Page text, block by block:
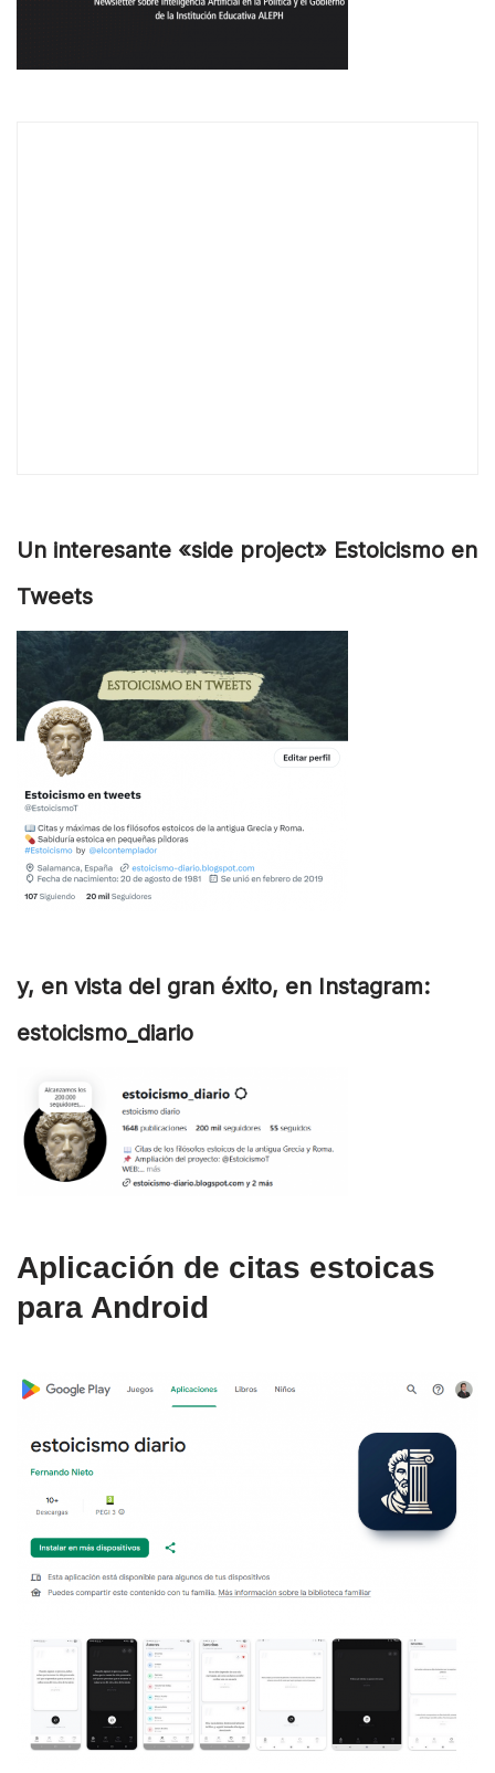
Un interesante «side project» Estoicismo en
Tweets
y, en vista del gran éxito, en Instagram:
estoicismo_diario
Aplicación de citas estoicas
para Android